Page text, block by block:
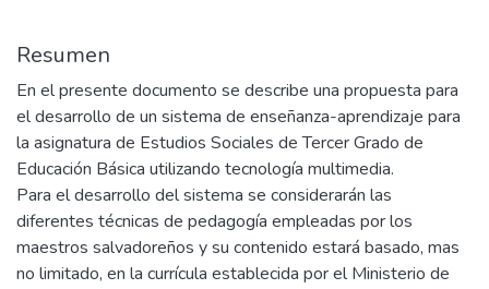
Resumen
En el presente documento se describe una propuesta para
el desarrollo de un sistema de enseñanza-aprendizaje para
la asignatura de Estudios Sociales de Tercer Grado de
Educación Básica utilizando tecnología multimedia.
Para el desarrollo del sistema se considerarán las
diferentes técnicas de pedagogía empleadas por los
maestros salvadoreños y su contenido estará basado, mas
no limitado, en la currícula establecida por el Ministerio de